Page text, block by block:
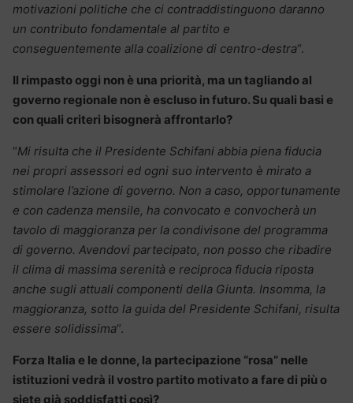
motivazioni politiche che ci contraddistinguono daranno
un contributo fondamentale al partito e
conseguentemente alla coalizione di centro-destra“.
Il rimpasto oggi non è una priorità, ma un tagliando al
governo regionale non è escluso in futuro. Su quali basi e
con quali criteri bisognerà affrontarlo?
“Mi risulta che il Presidente Schifani abbia piena fiducia
nei propri assessori ed ogni suo intervento è mirato a
stimolare l’azione di governo. Non a caso, opportunamente
e con cadenza mensile, ha convocato e convocherà un
tavolo di maggioranza per la condivisone del programma
di governo. Avendovi partecipato, non posso che ribadire
il clima di massima serenità e reciproca fiducia riposta
anche sugli attuali componenti della Giunta. Insomma, la
maggioranza, sotto la guida del Presidente Schifani, risulta
essere solidissima“.
Forza Italia e le donne, la partecipazione “rosa” nelle
istituzioni vedrà il vostro partito motivato a fare di più o
siete già soddisfatti così?